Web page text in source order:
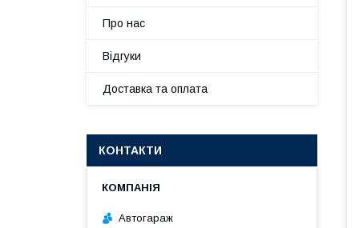
Про нас
Відгуки
Доставка та оплата
КОНТАКТИ
Автогараж